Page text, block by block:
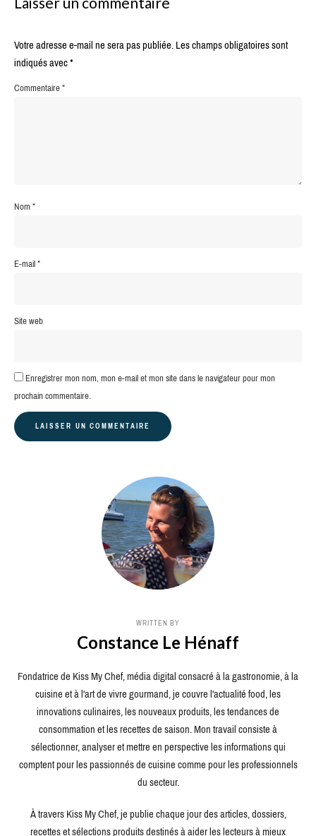
Votre adresse e-mail ne sera pas publiée.Les champs obligatoires sont
indiqués avec*
Commentaire*
Nom*
E-mail*
Site web
Enregistrer mon nom, mon e-mail et mon site dans le navigateur pour mon
prochain commentaire.
WRITTEN BY
Constance Le Hénaff
Fondatrice de Kiss My Chef, média digital consacré à la gastronomie, à la
cuisine et à l'art de vivre gourmand, je couvre l'actualité food, les
innovations culinaires, les nouveaux produits, les tendances de
consommation et les recettes de saison. Mon travail consiste à
sélectionner, analyser et mettre en perspective les informations qui
comptent pour les passionnés de cuisine comme pour les professionnels
du secteur.
À travers Kiss My Chef, je publie chaque jour des articles, dossiers,
recettes et sélections produits destinés à aider les lecteurs à mieux